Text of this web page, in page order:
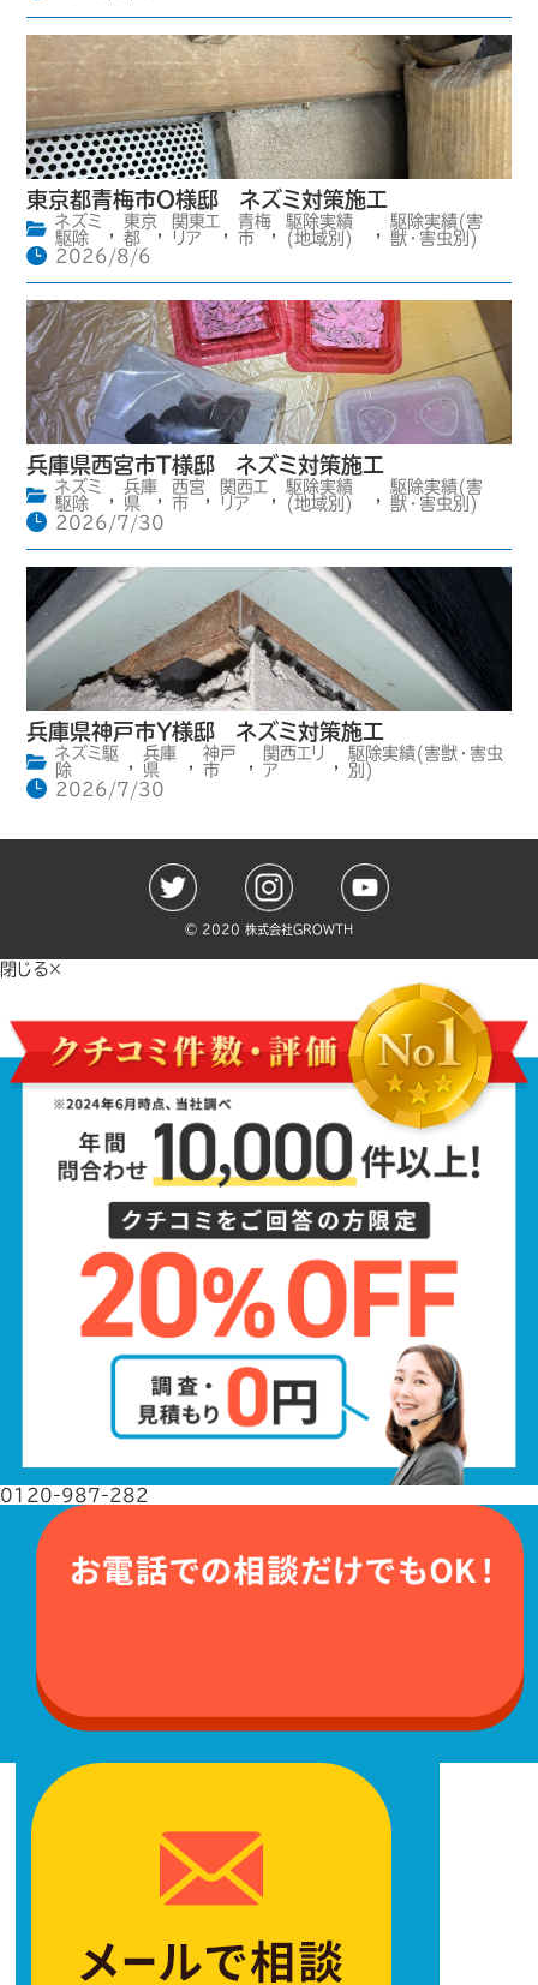
東京都青梅市O様邸 ネズミ対策施工
ネズミ
駆除
東京
都
関東エ
リア
青梅
市
駆除実績
(地域別)
駆除実績(害
獣・害虫別)
2026/8/6
兵庫県西宮市T様邸 ネズミ対策施工
ネズミ
駆除
,
兵庫
県
,
西宮
市
,
関西エ
リア
,
駆除実績
(地域別)
,
駆除実績(害
獣・害虫別)
2026/7/30
兵庫県神戸市Y様邸 ネズミ対策施工
ネズミ駆
除
,
兵庫
県
,
神戸
市
,
関西エリ
ア
,
駆除実績(害獣・害虫
別)
2026/7/30
©️ 2020 株式会社GROWTH
閉じる×
0120-987-282